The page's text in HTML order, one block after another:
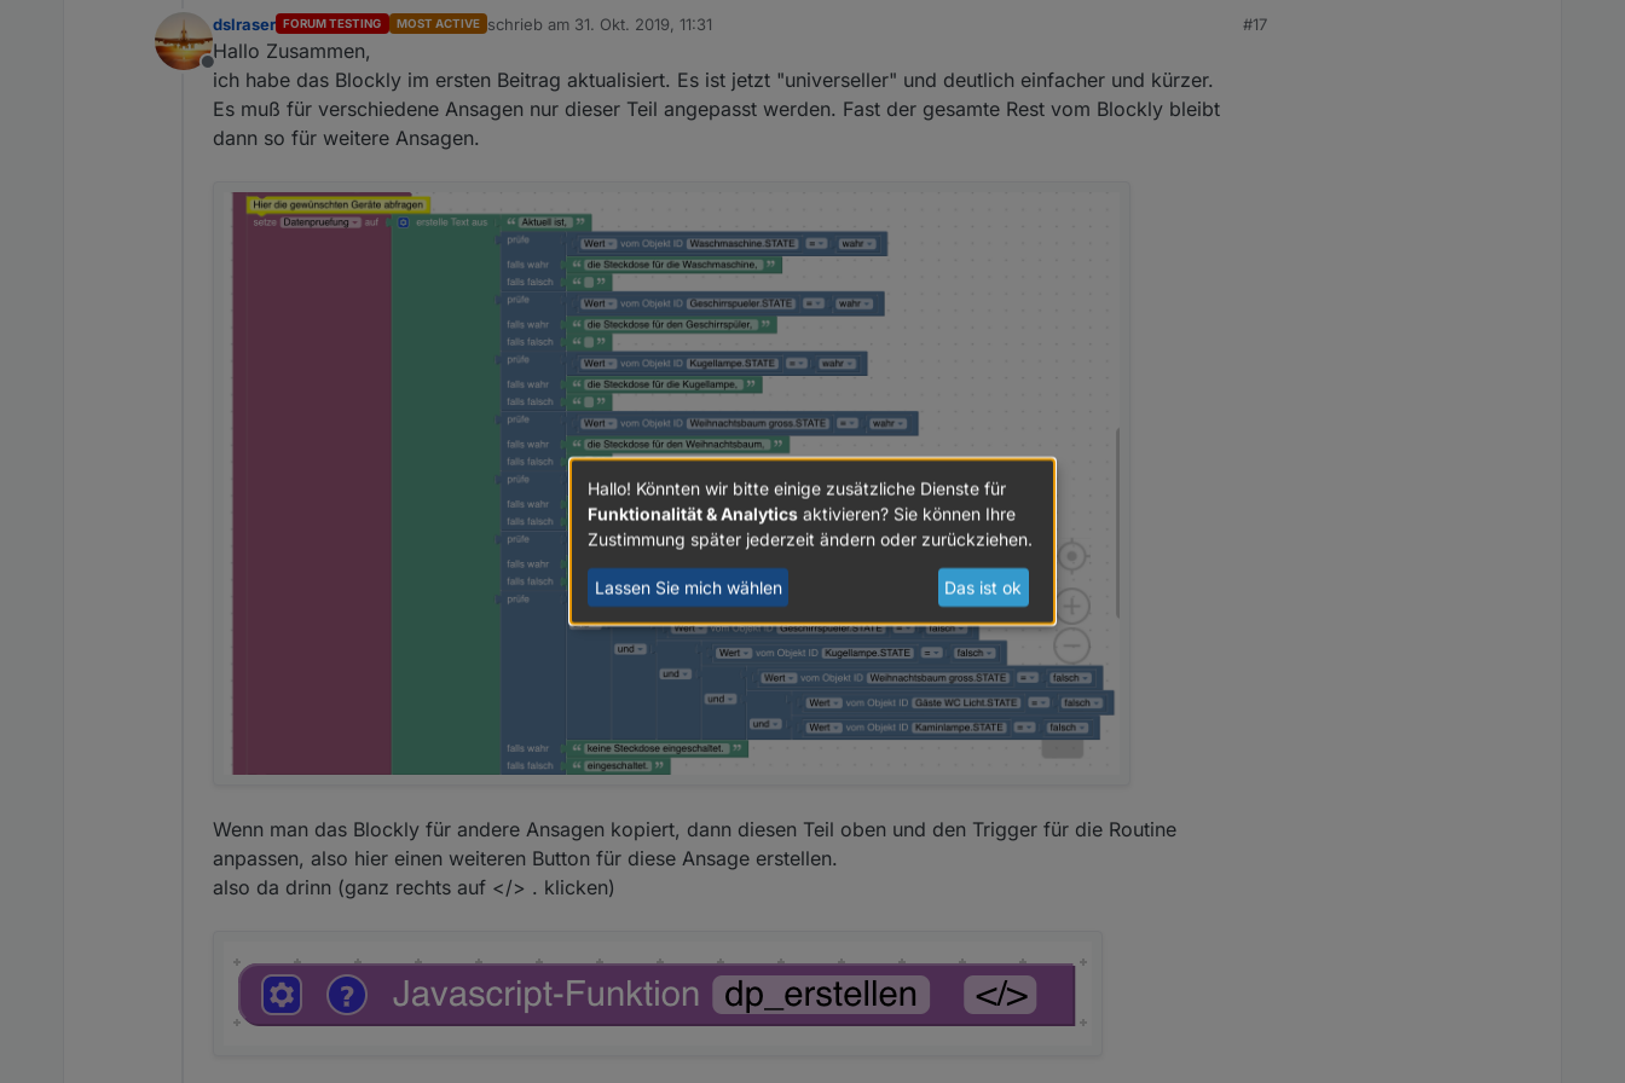
01_Anzeigen_und_Listen
03_HTML_Daten hat zwei Unterordner
01_HTML_Hell_Dunkel_Festeinstellung ist nicht veränderbar und sieht so aus (helle Einstellung aktiv)
Offline
dslraser FORUM TESTING MOST ACTIVE schrieb am 31. Okt. 2019, 11:31
zuletzt editiert von
#17
Hallo Zusammen,
ich habe das Blockly im ersten Beitrag aktualisiert. Es ist jetzt "universeller" und deutlich einfacher und kürzer.
Es muß für verschiedene Ansagen nur dieser Teil angepasst werden. Fast der gesamte Rest vom Blockly bleibt
dann so für weitere Ansagen.
Wenn man das Blockly für andere Ansagen kopiert, dann diesen Teil oben und den Trigger für die Routine
anpassen, also hier einen weiteren Button für diese Ansage erstellen.
also da drinn (ganz rechts auf </> . klicken)
Hallo! Könnten wir bitte einige zusätzliche Dienste für
Funktionalität & Analytics aktivieren? Sie können Ihre
Zustimmung später jederzeit ändern oder zurückziehen.
Lassen Sie mich wählen Das ist ok